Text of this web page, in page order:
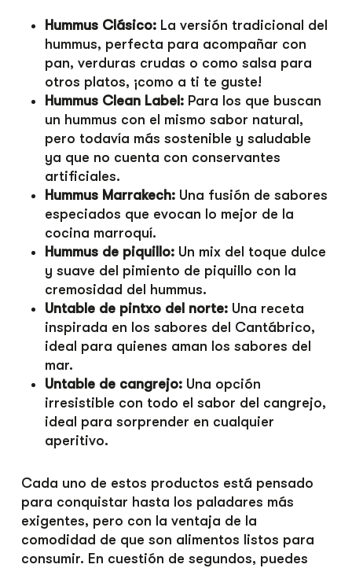
Hummus Clásico:La versión tradicional del
hummus, perfecta para acompañar con
pan, verduras crudas o como salsa para
otros platos, ¡como a ti te guste!
Hummus Clean Label:Para los que buscan
un hummus con el mismo sabor natural,
pero todavía más sostenible y saludable
ya que no cuenta con conservantes
artificiales.
Hummus Marrakech:Una fusión de sabores
especiados que evocan lo mejor de la
cocina marroquí.
Hummus de piquillo:Un mix del toque dulce
y suave del pimiento de piquillo con la
cremosidad del hummus.
Untable de pintxo del norte:Una receta
inspirada en los sabores del Cantábrico,
ideal para quienes aman los sabores del
mar.
Untable de cangrejo:Una opción
irresistible con todo el sabor del cangrejo,
ideal para sorprender en cualquier
aperitivo.
Cada uno de estos productos está pensado
para conquistar hasta los paladares más
exigentes, pero con la ventaja de la
comodidad de que son alimentos listos para
consumir. En cuestión de segundos, puedes